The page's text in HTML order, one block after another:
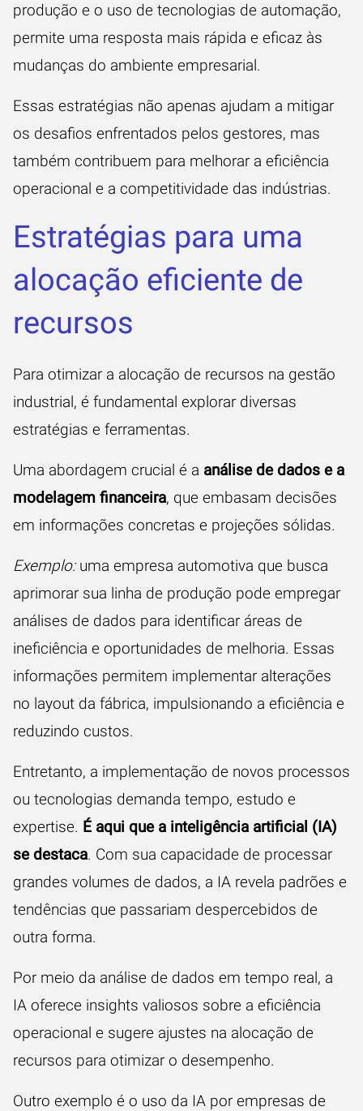
produção e o uso de tecnologias de automação,
permite uma resposta mais rápida e eficaz às
mudanças do ambiente empresarial.
Essas estratégias não apenas ajudam a mitigar
os desafios enfrentados pelos gestores, mas
também contribuem para melhorar a eficiência
operacional e a competitividade das indústrias.
Estratégias para uma
alocação eficiente de
recursos
Para otimizar a alocação de recursos na gestão
industrial, é fundamental explorar diversas
estratégias e ferramentas.
Uma abordagem crucial é a análise de dados e a
modelagem financeira, que embasam decisões
em informações concretas e projeções sólidas.
Exemplo:uma empresa automotiva que busca
aprimorar sua linha de produção pode empregar
análises de dados para identificar áreas de
ineficiência e oportunidades de melhoria. Essas
informações permitem implementar alterações
no layout da fábrica, impulsionando a eficiência e
reduzindo custos.
Entretanto, a implementação de novos processos
ou tecnologias demanda tempo, estudo e
expertise. É aqui que a inteligência artificial (IA)
se destaca. Com sua capacidade de processar
grandes volumes de dados, a IA revela padrões e
tendências que passariam despercebidos de
outra forma.
Por meio da análise de dados em tempo real, a
IA oferece insights valiosos sobre a eficiência
operacional e sugere ajustes na alocação de
recursos para otimizar o desempenho.
Outro exemplo é o uso da IA por empresas de